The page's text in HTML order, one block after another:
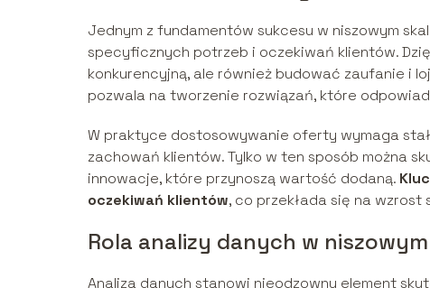
Jednym z fundamentów sukcesu w niszowym
specyficznych potrzeb i oczekiwań klientów.
konkurencyjną, ale również budować zaufanie i
pozwala na tworzenie rozwiązań, które
W praktyce dostosowywanie oferty wymaga
zachowań klientów. Tylko w ten sposób można
innowacje, które przynoszą wartość dodaną.
oczekiwań klientów, co przekłada się na
Rola analizy danych w
Analiza danych stanowi nieodzowny element